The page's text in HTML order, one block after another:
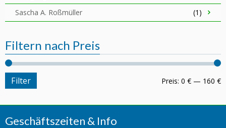
Sascha A. Roßmüller
(1)
Filtern nach Preis
Filter Preis: 0 € — 160 €
Geschäftszeiten & Info